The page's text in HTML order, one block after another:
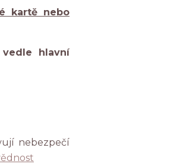
kartě nebo
vedle hlavní
nebezpečí